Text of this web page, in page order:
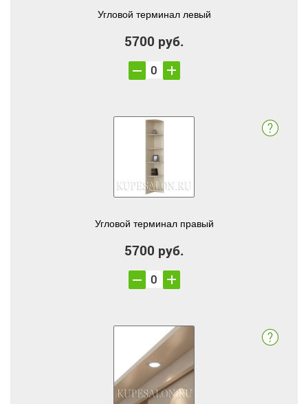
Угловой терминал левый
5700 руб.
Угловой терминал правый
5700 руб.